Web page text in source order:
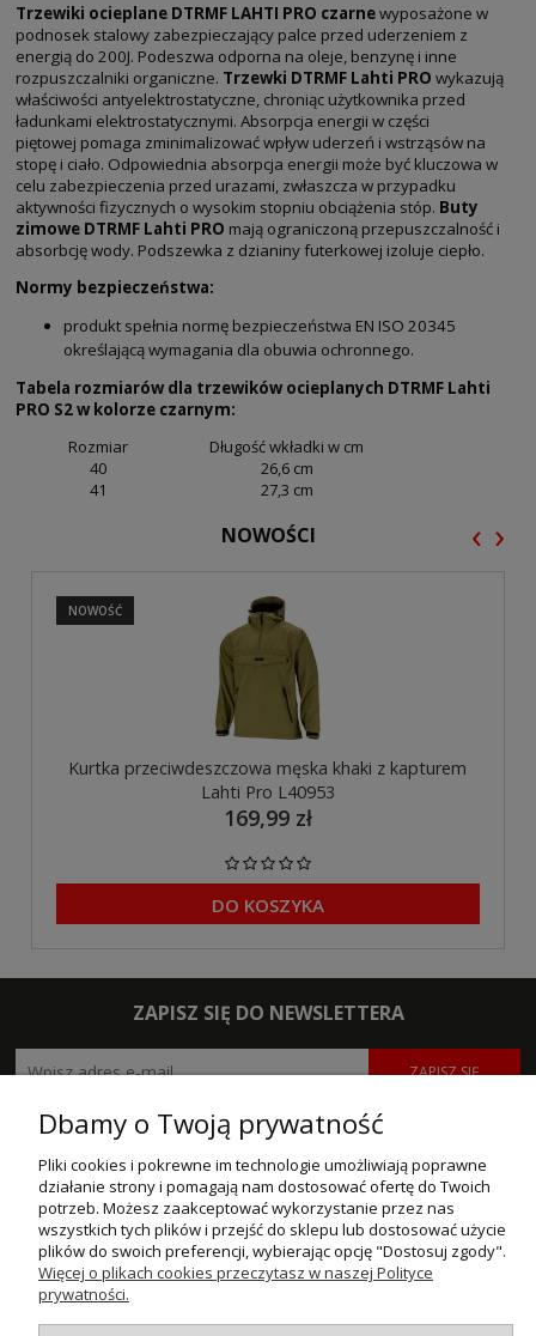
Trzewiki ocieplane DTRMF LAHTI PRO czarnewyposażone w
podnosek stalowy zabezpieczający palce przed uderzeniem z
energią do 200J. Podeszwa odporna na oleje, benzynę i inne
rozpuszczalniki organiczne. Trzewki DTRMF Lahti PRO wykazują
właściwości antyelektrostatyczne, chroniąc użytkownika przed
ładunkami elektrostatycznymi. Absorpcja energii w części
piętowej pomaga zminimalizować wpływ uderzeń i wstrząsów na
stopę i ciało. Odpowiednia absorpcja energii może być kluczowa w
celu zabezpieczenia przed urazami, zwłaszcza w przypadku
aktywności fizycznych o wysokim stopniu obciążenia stóp. Buty
zimowe DTRMF Lahti PRO mają ograniczoną przepuszczalność i
absorbcję wody. Podszewka z dzianiny futerkowej izoluje ciepło.
Normy bezpieczeństwa:
produkt spełnia normę bezpieczeństwa EN ISO 20345
określającą wymagania dla obuwia ochronnego.
Tabela rozmiarów dla trzewików ocieplanych DTRMF Lahti
PRO S2 w kolorze czarnym:
Rozmiar
Długość wkładki w cm
40
26,6 cm
41
27,3 cm
NOWOŚCI
Kurtka przeciwdeszczowa męska khaki z kapturem
Lahti Pro L40953
169,99 zł
DO KOSZYKA
NOWOŚĆ
‹ ›
ZAPISZ SIĘ DO NEWSLETTERA
ZAPISZ SIĘ
POMOC
MOJE KONTO
PŁATNOŚCI I DOSTAWA
INFORMACJE
Dbamy o Twoją prywatność
Pliki cookies i pokrewne im technologie umożliwiają poprawne
działanie strony i pomagają nam dostosować ofertę do Twoich
potrzeb. Możesz zaakceptować wykorzystanie przez nas
wszystkich tych plików i przejść do sklepu lub dostosować użycie
plików do swoich preferencji, wybierając opcję "Dostosuj zgody".
Więcej o plikach cookies przeczytasz w naszej Polityce
prywatności.